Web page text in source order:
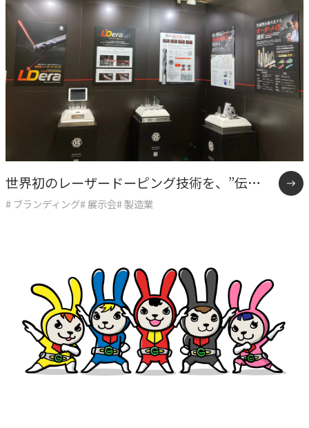
人と​組織の​価値共創支援
→
中期経営計画から人事を設計する
実行エンジン
→
独自のフレームワークとソリューションで、お客様の課題
独自の問題解決手法
LHソリューション
→
幅広い解決手段
世界初のレーザードーピング技術を、”伝わ
る形”にする。
# ブランディング# 展示会# 製造業